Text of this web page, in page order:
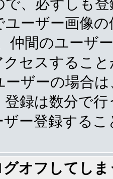
、必ずしも
ーザー画像
仲間のユーザ
セスするこ
ーザーの場合
登録は数分で
ー登録する
オフしてし